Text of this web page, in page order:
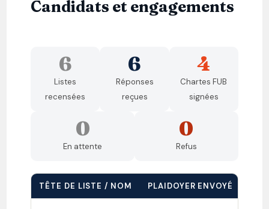
Candidats et engagements
6
Listes
recensées
6
Réponses
reçues
4
Chartes FUB
signées
0
En attente
0
Refus
TÊTE DE LISTE / NOM PLAIDOYER ENVOYÉ